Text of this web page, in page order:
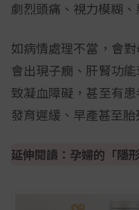
劇烈頭痛、視力模糊
如病情處理不當，會
會出現子癇、肝腎功
致凝血障礙，甚至有
發育遲緩、早產甚至胎
延伸閱讀：孕婦的「隱